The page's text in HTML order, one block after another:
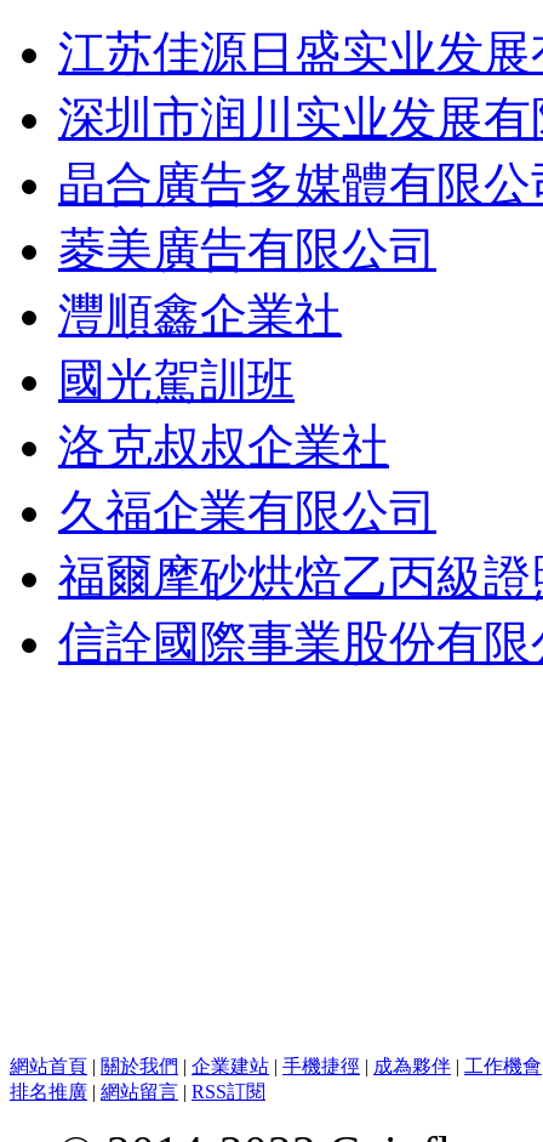
江苏佳源日盛实业发
深圳市润川实业发展
晶合廣告多媒體有限公
菱美廣告有限公司
灃順鑫企業社
國光駕訓班
洛克叔叔企業社
久福企業有限公司
福爾摩砂烘焙乙丙級
信詮國際事業股份有限
網站首頁 | 關於我們 | 企業建站 | 手機捷徑 | 成為夥伴 | 工作機會
排名推廣 | 網站留言 | RSS訂閱